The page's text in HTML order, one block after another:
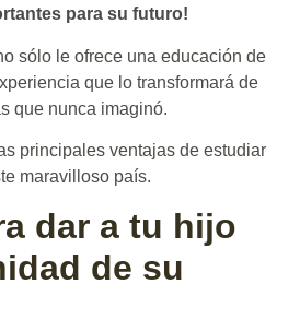
para su futuro!
sólo le ofrece una educación de
que lo transformará de
que nunca imaginó.
principales ventajas de estudiar
maravilloso país.
dar a tu hijo
de su